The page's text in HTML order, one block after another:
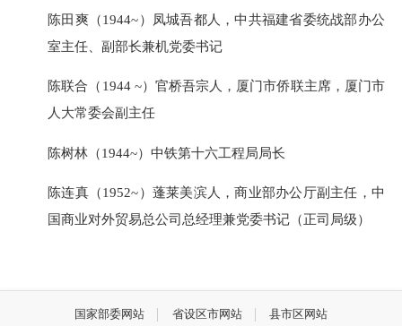
陈田爽（1944~）凤城吾都人，中共福建省委统战部办公
室主任、副部长兼机党委书记
陈联合（1944 ~）官桥吾宗人，厦门市侨联主席，厦门市
人大常委会副主任
陈树林（1944~）中铁第十六工程局局长
陈连真（1952~）蓬莱美滨人，商业部办公厅副主任，中
国商业对外贸易总公司总经理兼党委书记（正司局级）
国家部委网站 省设区市网站 县市区网站